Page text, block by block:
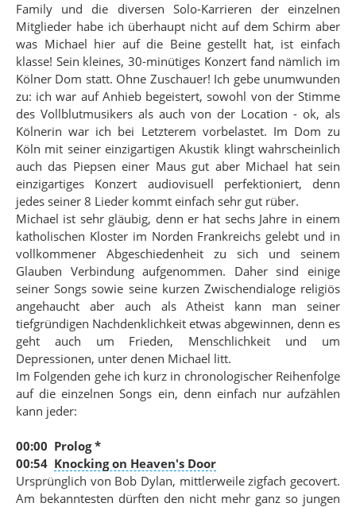
Family und die diversen Solo-Karrieren der einzelnen
Mitglieder habe ich überhaupt nicht auf dem Schirm aber
was Michael hier auf die Beine gestellt hat, ist einfach
klasse! Sein kleines, 30-minütiges Konzert fand nämlich im
Kölner Dom statt. Ohne Zuschauer! Ich gebe unumwunden
zu: ich war auf Anhieb begeistert, sowohl von der Stimme
des Vollblutmusikers als auch von der Location - ok, als
Kölnerin war ich bei Letzterem vorbelastet. Im Dom zu
Köln mit seiner einzigartigen Akustik klingt wahrscheinlich
auch das Piepsen einer Maus gut aber Michael hat sein
einzigartiges Konzert audiovisuell perfektioniert, denn
jedes seiner 8 Lieder kommt einfach sehr gut rüber.
Michael ist sehr gläubig, denn er hat sechs Jahre in einem
katholischen Kloster im Norden Frankreichs gelebt und in
vollkommener Abgeschiedenheit zu sich und seinem
Glauben Verbindung aufgenommen. Daher sind einige
seiner Songs sowie seine kurzen Zwischendialoge religiös
angehaucht aber auch als Atheist kann man seiner
tiefgründigen Nachdenklichkeit etwas abgewinnen, denn es
geht auch um Frieden, Menschlichkeit und um
Depressionen, unter denen Michael litt.
Im Folgenden gehe ich kurz in chronologischer Reihenfolge
auf die einzelnen Songs ein, denn einfach nur aufzählen
kann jeder:
00:00 Prolog *
00:54 Knocking on Heaven's Door
Ursprünglich von Bob Dylan, mittlerweile zigfach gecovert.
Am bekanntesten dürften den nicht mehr ganz so jungen